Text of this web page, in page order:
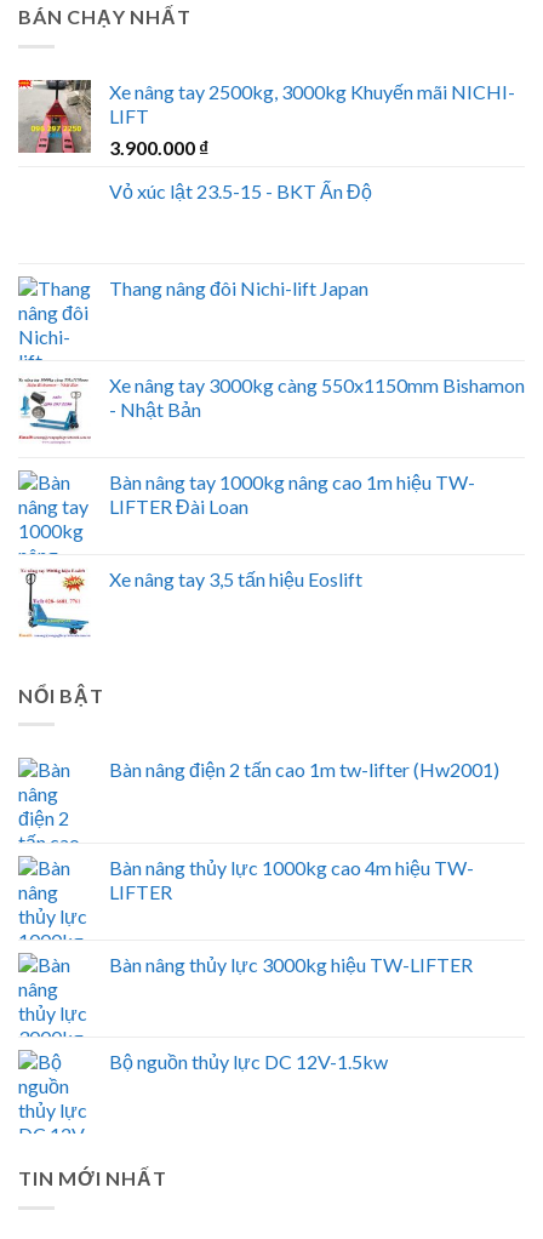
BÁN CHẠY NHẤT
Xe nâng tay 2500kg, 3000kg Khuyến mãi NICHI-
LIFT
3.900.000 ₫
Vỏ xúc lật 23.5-15 - BKT Ấn Độ
Thang nâng đôi Nichi-lift Japan
Xe nâng tay 3000kg càng 550x1150mm Bishamon
- Nhật Bản
Bàn nâng tay 1000kg nâng cao 1m hiệu TW-
LIFTER Đài Loan
Xe nâng tay 3,5 tấn hiệu Eoslift
NỔI BẬT
Bàn nâng điện 2 tấn cao 1m tw-lifter (Hw2001)
Bàn nâng thủy lực 1000kg cao 4m hiệu TW-
LIFTER
Bàn nâng thủy lực 3000kg hiệu TW-LIFTER
Bộ nguồn thủy lực DC 12V-1.5kw
TIN MỚI NHẤT